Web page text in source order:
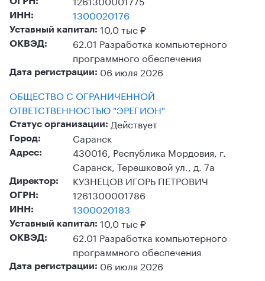
ИНН: 1300020176
Уставный капитал: 10,0 тыс ₽
ОКВЭД:
62.01 Разработка компьютерного
программного обеспечения
Дата регистрации: 06 июля 2026
ОБЩЕСТВО С ОГРАНИЧЕННОЙ
ОТВЕТСТВЕННОСТЬЮ "ЭРЕГИОН"
Статус организации: Действует
Город: Саранск
Адрес:
430016, Республика Мордовия, г.
Саранск, Терешковой ул., д. 7а
Директор: КУЗНЕЦОВ ИГОРЬ ПЕТРОВИЧ
ОГРН: 1261300001786
ИНН: 1300020183
Уставный капитал: 10,0 тыс ₽
ОКВЭД:
62.01 Разработка компьютерного
программного обеспечения
Дата регистрации: 06 июля 2026